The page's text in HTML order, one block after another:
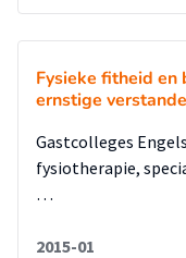
Fysieke fitheid en
ernstige
Gastcolleges
fysiotherapie,
…
2015-01